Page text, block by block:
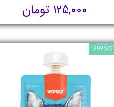
۱۲۵,۰۰۰ تومان